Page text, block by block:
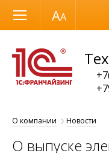
Размер шрифта
О компании Новости
О выпуске